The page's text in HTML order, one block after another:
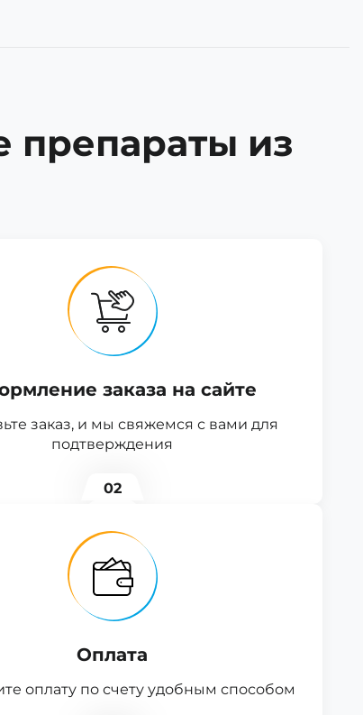
препараты из
заказа на сайте
заказ, и мы свяжемся с вами для
подтверждения
02
Оплата
оплату по счету удобным способом